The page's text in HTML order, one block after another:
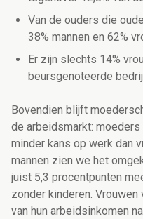
Van de ouders die
38% mannen en 62%
Er zijn slechts 14%
beursgenoteerde
Bovendien blijft
de arbeidsmarkt:
minder kans op werk dan
mannen zien we het
juist 5,3 procentpunten
zonder kinderen.
van hun arbeidsinkomen